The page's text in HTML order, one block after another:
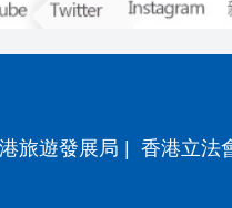
旅遊發展局 香港立法